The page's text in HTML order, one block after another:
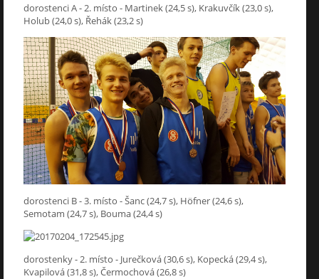
dorostenci A - 2. místo - Martinek (24,5 s), Krakuvčík (23,0 s),
Holub (24,0 s), Řehák (23,2 s)
dorostenci B - 3. místo - Šanc (24,7 s), Höfner (24,6 s),
Semotam (24,7 s), Bouma (24,4 s)
dorostenky - 2. místo - Jurečková (30,6 s), Kopecká (29,4 s),
Kvapilová (31,8 s), Čermochová (26,8 s)